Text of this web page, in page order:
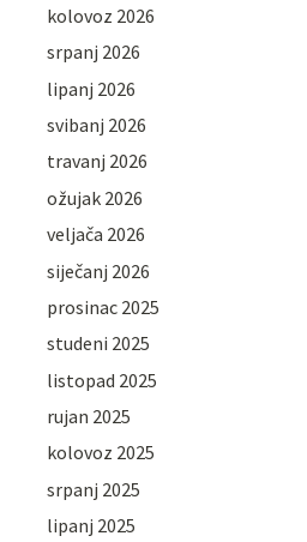
kolovoz 2026
srpanj 2026
lipanj 2026
svibanj 2026
travanj 2026
ožujak 2026
veljača 2026
siječanj 2026
prosinac 2025
studeni 2025
listopad 2025
rujan 2025
kolovoz 2025
srpanj 2025
lipanj 2025